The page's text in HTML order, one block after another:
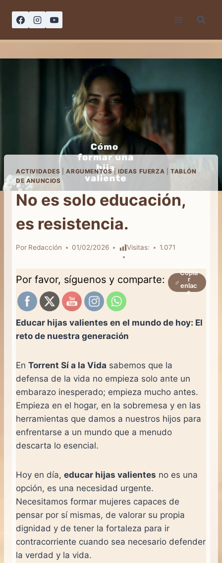
ACTIVIDADES |ARGUMENTOS|IDEAS FUERZA |TABLÓN
DE ANUNCIOS
No es solo educación,
es resistencia.
Por Redacción 01/02/2026 Visitas: 1.071
Por favor, síguenos y comparte:
Copia
r
enlac
e
Educar hijas valientes en el mundo de hoy: El
reto de nuestra generación
En Torrent Sí a la Vida sabemos que la
defensa de la vida no empieza solo ante un
embarazo inesperado; empieza mucho antes.
Empieza en el hogar, en la sobremesa y en las
herramientas que damos a nuestros hijos para
enfrentarse a un mundo que a menudo
descarta lo esencial.
Hoy en día, educar hijas valientes no es una
opción, es una necesidad urgente.
Necesitamos formar mujeres capaces de
pensar por sí mismas, de valorar su propia
dignidad y de tener la fortaleza para ir
contracorriente cuando sea necesario defender
la verdad y la vida.